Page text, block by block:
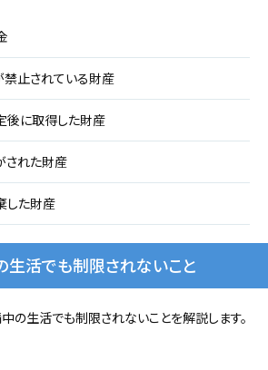
止されている財産
後に取得した財産
された財産
した財産
活でも制限されないこと
の生活でも制限されないことを解説します。